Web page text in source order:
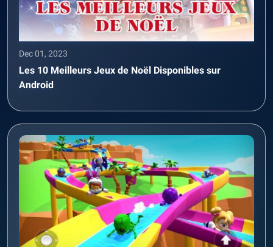
Dec 01, 2023
Les 10 Meilleurs Jeux de Noël Disponibles sur
Android